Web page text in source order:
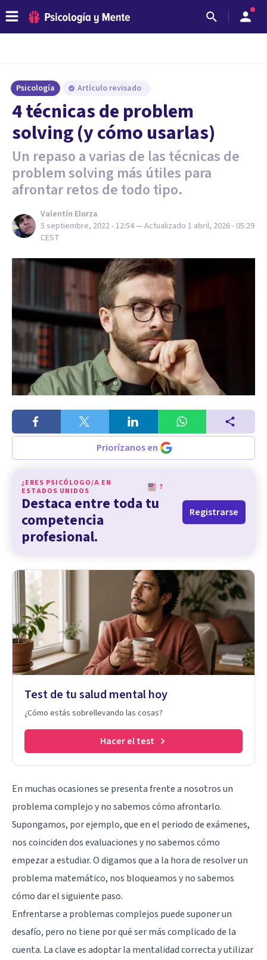
Psicología Artículo revisado
4 técnicas de problem
solving (y cómo usarlas)
Un repaso a varias de las técnicas de
problem solving más útiles para
afrontar retos de todo tipo.
Valentín Elorza
5 septiembre, 2022 - 12:54— Actualizado 1 abril, 2026 - 05:29
CEST
Priorízanos en
¿ERES PSICÓLOGO/A EN
ESTADOS UNIDOS
?
Destaca entre toda tu
competencia
profesional.
Registrarse
Test de tu salud mental hoy
¿Cómo estás sobrellevando las cosas?
Hacer el test
En muchas ocasiones se presenta frente a nosotros un
problema complejo y no sabemos cómo afrontarlo.
Supongamos, por ejemplo, que en el periodo de exámenes,
nos coinciden dos evaluaciones y no sabemos cómo
empezar a estudiar. O digamos que a la hora de resolver un
problema matemático, nos bloqueamos y no sabemos
cómo dar el siguiente paso.
Enfrentarse a problemas complejos puede suponer un
desafío, pero no tiene por qué ser más complicado de la
cuenta. La clave es adoptar la mentalidad correcta y utilizar